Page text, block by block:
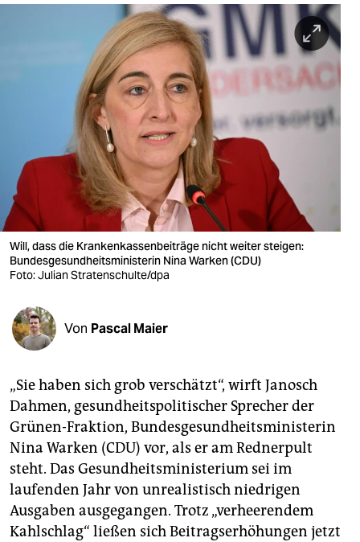
wahrheit
verlag
verlag
veranstaltungen
shop
unterstützen
genossenschaft
epaper login
Will, dass die Krankenkassenbeiträge nicht weiter steigen:
Bundesgesundheitsministerin Nina Warken (CDU)
Foto: Julian Stratenschulte/dpa
Von Pascal Maier
„Sie haben sich grob verschätzt“, wirft Janosch
Dahmen, gesundheitspolitischer Sprecher der
Grünen-Fraktion, Bundesgesundheitsministerin
Nina Warken (CDU) vor, als er am Rednerpult
steht. Das Gesundheitsministerium sei im
laufenden Jahr von unrealistisch niedrigen
Ausgaben ausgegangen. Trotz „verheerendem
Kahlschlag“ ließen sich Beitragserhöhungen jetzt